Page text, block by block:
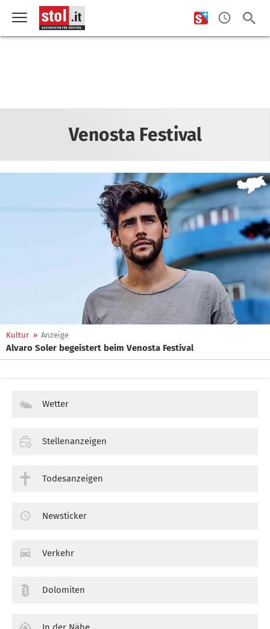
Venosta Festival
Kultur » Anzeige
Alvaro Soler begeistert beim Venosta Festival
Wetter
Stellenanzeigen
Todesanzeigen
Newsticker
Verkehr
Dolomiten